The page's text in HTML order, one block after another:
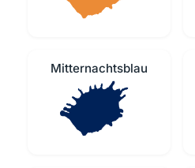
Mitternachtsblau